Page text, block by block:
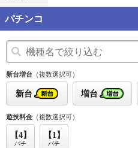
パチンコ
新台増台 （複数選択可）
新台 増台
遊技料金 （複数選択可）
【4】
パチ
【1】
パチ